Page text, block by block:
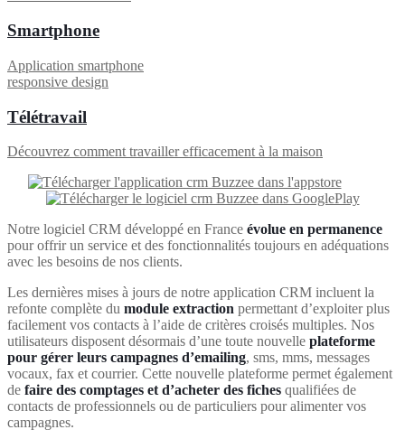
Smartphone
Application smartphone
responsive design
Télétravail
Découvrez comment travailler efficacement à la maison
Notre logiciel CRM développé en France évolue en permanence
pour offrir un service et des fonctionnalités toujours en adéquations
avec les besoins de nos clients.
Les dernières mises à jours de notre application CRM incluent la
refonte complète du module extraction permettant d’exploiter plus
facilement vos contacts à l’aide de critères croisés multiples. Nos
utilisateurs disposent désormais d’une toute nouvelle plateforme
pour gérer leurs campagnes d’emailing, sms, mms, messages
vocaux, fax et courrier. Cette nouvelle plateforme permet également
de faire des comptages et d’acheter des fiches qualifiées de
contacts de professionnels ou de particuliers pour alimenter vos
campagnes.